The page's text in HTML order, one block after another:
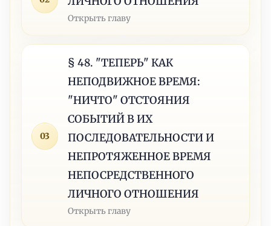
Открыть главу
03
§ 48. "ТЕПЕРЬ" КАК
НЕПОДВИЖНОЕ ВРЕМЯ:
"НИЧТО" ОТСТОЯНИЯ
СОБЫТИЙ В ИХ
ПОСЛЕДОВАТЕЛЬНОСТИ И
НЕПРОТЯЖЕННОЕ ВРЕМЯ
НЕПОСРЕДСТВЕННОГО
ЛИЧНОГО ОТНОШЕНИЯ
Открыть главу